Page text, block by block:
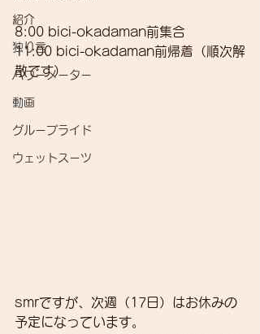
紹介
独り言
パワーメーター
動画
グループライド
ウェットスーツ
8:00 bici-okadaman前集合
11:00 bici-okadaman前帰着（順次解
散です）
smrですが、次週（17日）はお休みの
予定になっています。